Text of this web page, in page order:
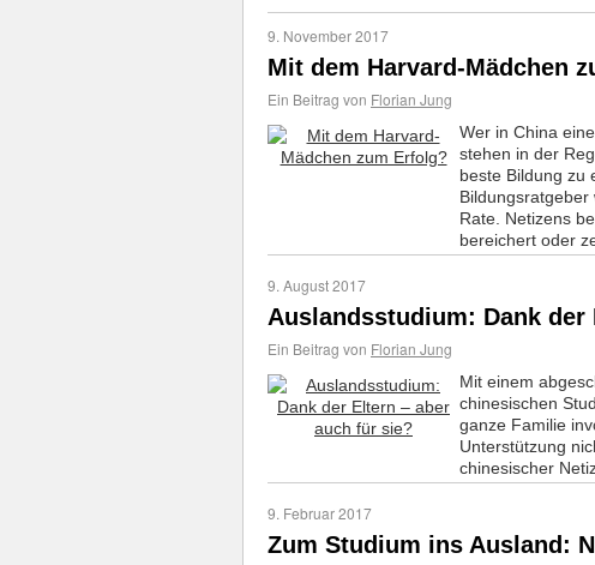
9. November 2017
Mit dem Harvard-Mädchen
Ein Beitrag von Florian Jung
Wer in China
stehen in der
beste Bildung zu
Bildungsratgeber
Rate. Netizens
bereichert oder
9. August 2017
Auslandsstudium: Dank
Ein Beitrag von Florian Jung
Mit einem
chinesischen
ganze Familie
Unterstützung
chinesischer
9. Februar 2017
Zum Studium ins Ausland: